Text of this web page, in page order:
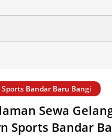
Bandar Baru Bangi
Sewa
Sports Bandar